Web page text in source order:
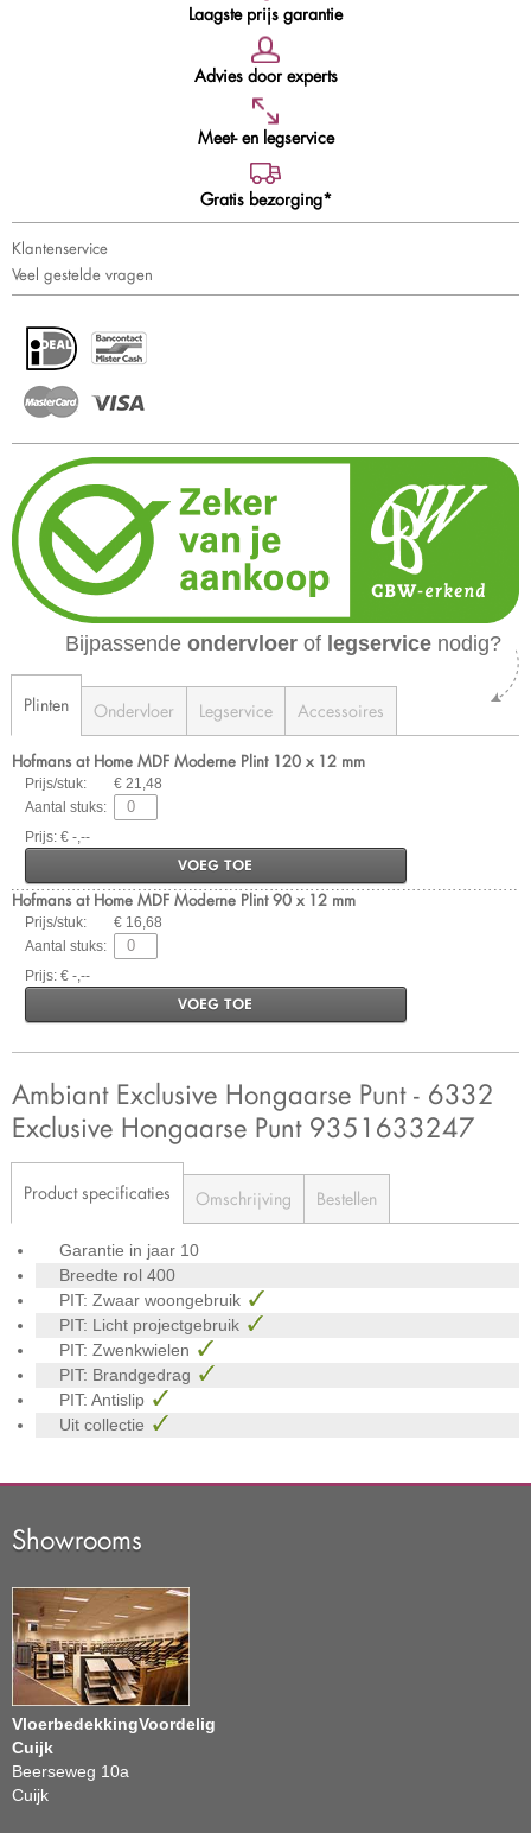
Laagste prijs garantie
Advies door experts
Meet- en legservice
Gratis bezorging*
Klantenservice
Veel gestelde vragen
Bijpassende ondervloer of legservice nodig?
Plinten Ondervloer Legservice Accessoires
Hofmans at Home MDF Moderne Plint 120 x 12 mm
Prijs/stuk:
€ 21,48
Aantal stuks:
Prijs: € -,--
VOEG TOE
Hofmans at Home MDF Moderne Plint 90 x 12 mm
Prijs/stuk:
€ 16,68
Aantal stuks:
Prijs: € -,--
VOEG TOE
Ambiant Exclusive Hongaarse Punt - 6332
Exclusive Hongaarse Punt 9351633247
Product specificaties Omschrijving Bestellen
Garantie in jaar 10
Breedte rol 400
PIT: Zwaar woongebruik
PIT: Licht projectgebruik
PIT: Zwenkwielen
PIT: Brandgedrag
PIT: Antislip
Uit collectie
Showrooms
VloerbedekkingVoordelig
Cuijk
Beerseweg 10a
Cuijk